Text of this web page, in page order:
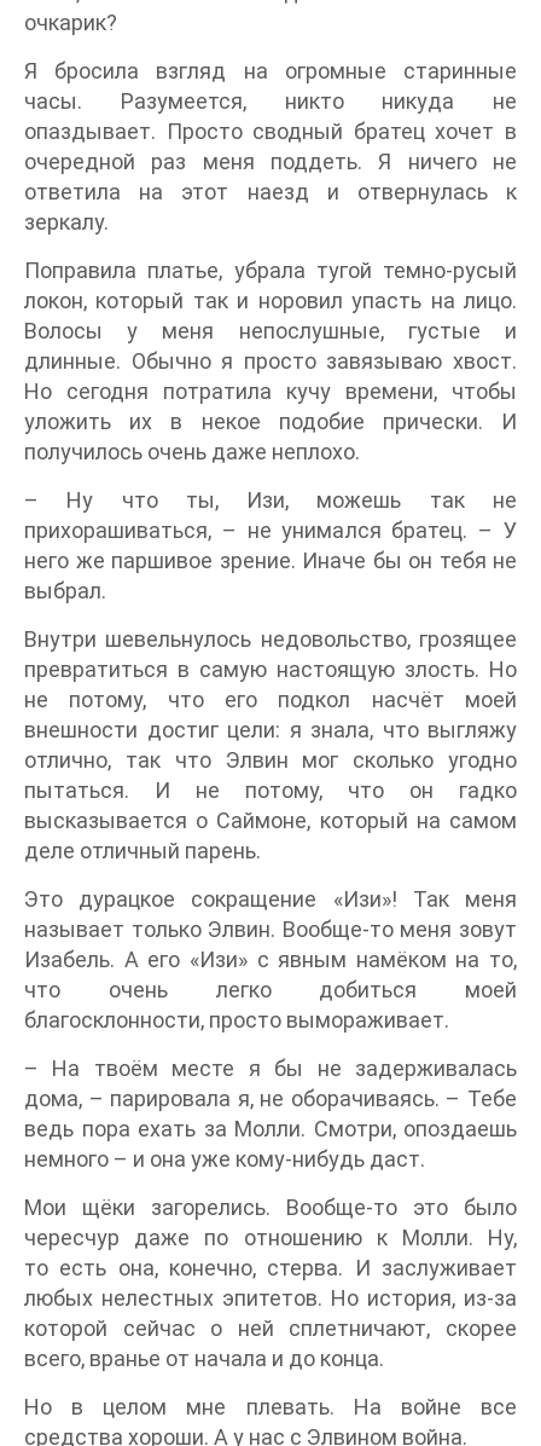
очкарик?
Я бросила взгляд на огромные старинные
часы. Разумеется, никто никуда не
опаздывает. Просто сводный братец хочет в
очередной раз меня поддеть. Я ничего не
ответила на этот наезд и отвернулась к
зеркалу.
Поправила платье, убрала тугой темно-русый
локон, который так и норовил упасть на лицо.
Волосы у меня непослушные, густые и
длинные. Обычно я просто завязываю хвост.
Но сегодня потратила кучу времени, чтобы
уложить их в некое подобие прически. И
получилось очень даже неплохо.
– Ну что ты, Изи, можешь так не
прихорашиваться, – не унимался братец. – У
него же паршивое зрение. Иначе бы он тебя не
выбрал.
Внутри шевельнулось недовольство, грозящее
превратиться в самую настоящую злость. Но
не потому, что его подкол насчёт моей
внешности достиг цели: я знала, что выгляжу
отлично, так что Элвин мог сколько угодно
пытаться. И не потому, что он гадко
высказывается о Саймоне, который на самом
деле отличный парень.
Это дурацкое сокращение «Изи»! Так меня
называет только Элвин. Вообще-то меня зовут
Изабель. А его «Изи» с явным намёком на то,
что очень легко добиться моей
благосклонности, просто вымораживает.
– На твоём месте я бы не задерживалась
дома, – парировала я, не оборачиваясь. – Тебе
ведь пора ехать за Молли. Смотри, опоздаешь
немного – и она уже кому-нибудь даст.
Мои щёки загорелись. Вообще-то это было
чересчур даже по отношению к Молли. Ну,
то есть она, конечно, стерва. И заслуживает
любых нелестных эпитетов. Но история, из-за
которой сейчас о ней сплетничают, скорее
всего, вранье от начала и до конца.
Но в целом мне плевать. На войне все
средства хороши. А у нас с Элвином война.